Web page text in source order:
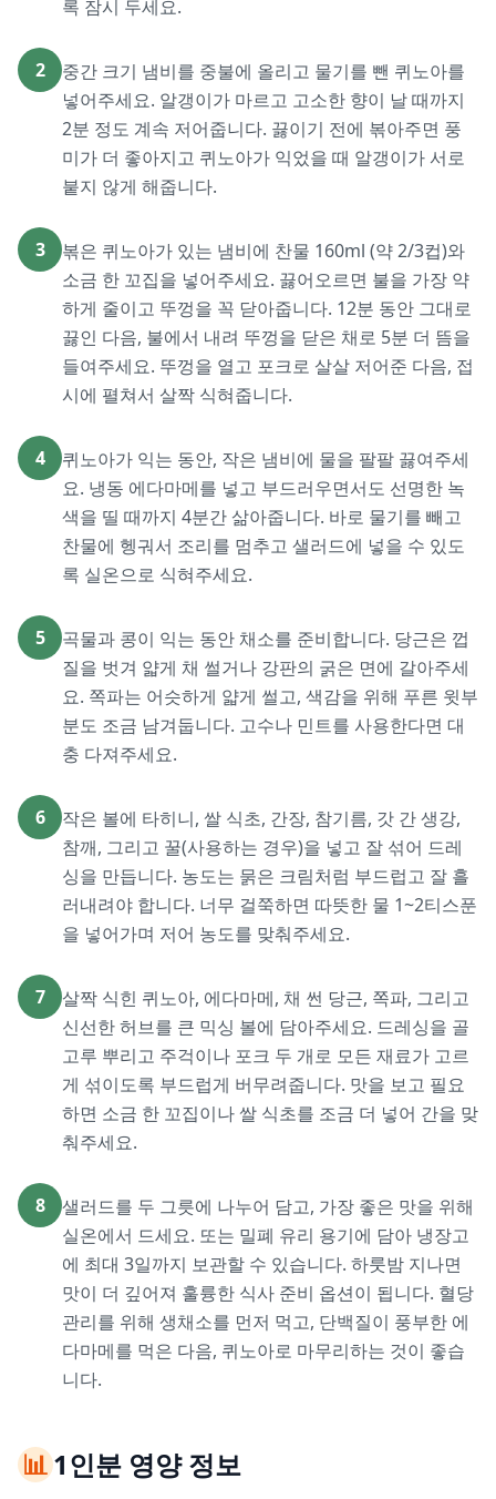
록 잠시 두세요.
2
중간 크기 냄비를 중불에 올리고 물기를 뺀 퀴노아를
넣어주세요. 알갱이가 마르고 고소한 향이 날 때까지
2분 정도 계속 저어줍니다. 끓이기 전에 볶아주면 풍
미가 더 좋아지고 퀴노아가 익었을 때 알갱이가 서로
붙지 않게 해줍니다.
3
볶은 퀴노아가 있는 냄비에 찬물 160ml (약 2/3컵)와
소금 한 꼬집을 넣어주세요. 끓어오르면 불을 가장 약
하게 줄이고 뚜껑을 꼭 닫아줍니다. 12분 동안 그대로
끓인 다음, 불에서 내려 뚜껑을 닫은 채로 5분 더 뜸을
들여주세요. 뚜껑을 열고 포크로 살살 저어준 다음, 접
시에 펼쳐서 살짝 식혀줍니다.
4
퀴노아가 익는 동안, 작은 냄비에 물을 팔팔 끓여주세
요. 냉동 에다마메를 넣고 부드러우면서도 선명한 녹
색을 띨 때까지 4분간 삶아줍니다. 바로 물기를 빼고
찬물에 헹궈서 조리를 멈추고 샐러드에 넣을 수 있도
록 실온으로 식혀주세요.
5
곡물과 콩이 익는 동안 채소를 준비합니다. 당근은 껍
질을 벗겨 얇게 채 썰거나 강판의 굵은 면에 갈아주세
요. 쪽파는 어슷하게 얇게 썰고, 색감을 위해 푸른 윗부
분도 조금 남겨둡니다. 고수나 민트를 사용한다면 대
충 다져주세요.
6
작은 볼에 타히니, 쌀 식초, 간장, 참기름, 갓 간 생강,
참깨, 그리고 꿀(사용하는 경우)을 넣고 잘 섞어 드레
싱을 만듭니다. 농도는 묽은 크림처럼 부드럽고 잘 흘
러내려야 합니다. 너무 걸쭉하면 따뜻한 물 1~2티스푼
을 넣어가며 저어 농도를 맞춰주세요.
7
살짝 식힌 퀴노아, 에다마메, 채 썬 당근, 쪽파, 그리고
신선한 허브를 큰 믹싱 볼에 담아주세요. 드레싱을 골
고루 뿌리고 주걱이나 포크 두 개로 모든 재료가 고르
게 섞이도록 부드럽게 버무려줍니다. 맛을 보고 필요
하면 소금 한 꼬집이나 쌀 식초를 조금 더 넣어 간을 맞
춰주세요.
8
샐러드를 두 그릇에 나누어 담고, 가장 좋은 맛을 위해
실온에서 드세요. 또는 밀폐 유리 용기에 담아 냉장고
에 최대 3일까지 보관할 수 있습니다. 하룻밤 지나면
맛이 더 깊어져 훌륭한 식사 준비 옵션이 됩니다. 혈당
관리를 위해 생채소를 먼저 먹고, 단백질이 풍부한 에
다마메를 먹은 다음, 퀴노아로 마무리하는 것이 좋습
니다.
📊1인분 영양 정보